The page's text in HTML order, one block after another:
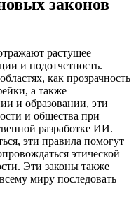
законов
растущее
и подотчетность.
как прозрачность
а также
и образовании, эти
и общества при
разработке ИИ.
эти правила помогут
этической
Эти законы также
миру последовать